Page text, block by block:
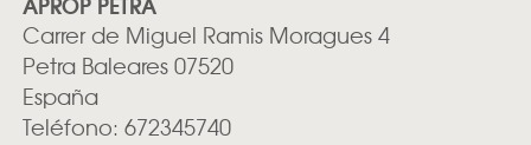
Carrer de Miguel Ramis Moragues 4
Petra Baleares07520
España
Teléfono: 672345740